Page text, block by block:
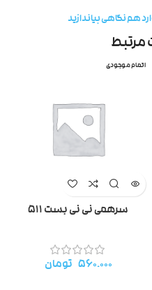
هم نگاهی بیاندازید
مرتبط
اتمام موجودی
سرهمی نی نی بست ۵۱۱
۵۶۰.۰۰۰ تومان